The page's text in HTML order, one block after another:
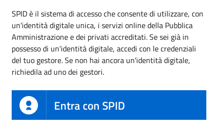
SPID è il sistema di accesso che consente di utilizzare, con
un'identità digitale unica, i servizi online della Pubblica
Amministrazione e dei privati accreditati. Se sei già in
possesso di un'identità digitale, accedi con le credenziali
del tuo gestore. Se non hai ancora un'identità digitale,
richiedila ad uno dei gestori.
Entra con SPID